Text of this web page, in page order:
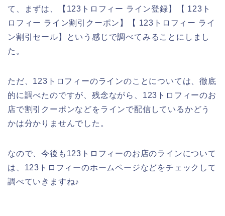
て、まずは、【123トロフィー ライン登録】【 123ト
ロフィー ライン割引クーポン】【 123トロフィー ライ
ン割引セール】という感じで調べてみることにしまし
た。
ただ、123トロフィーのラインのことについては、徹底
的に調べたのですが、残念ながら、123トロフィーのお
店で割引クーポンなどをラインで配信しているかどう
かは分かりませんでした。
なので、今後も123トロフィーのお店のラインについて
は、123トロフィーのホームページなどをチェックして
調べていきますね♪